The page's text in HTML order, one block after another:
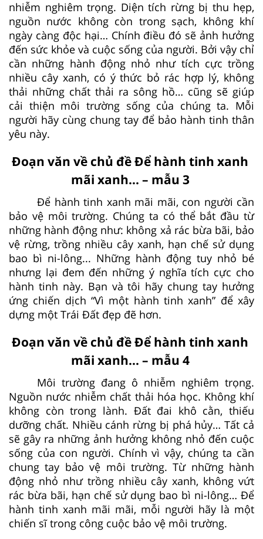
nhiễm nghiêm trọng. Diện tích rừng bị thu hẹp,
nguồn nước không còn trong sạch, không khí
ngày càng độc hại… Chính điều đó sẽ ảnh hưởng
đến sức khỏe và cuộc sống của người. Bởi vậy chỉ
cần những hành động nhỏ như tích cực trồng
nhiều cây xanh, có ý thức bỏ rác hợp lý, không
thải những chất thải ra sông hồ… cũng sẽ giúp
cải thiện môi trường sống của chúng ta. Mỗi
người hãy cùng chung tay để bảo hành tinh thân
yêu này.
Đoạn văn về chủ đề Để hành tinh xanh
mãi xanh... – mẫu 3
Để hành tinh xanh mãi mãi, con người cần
bảo vệ môi trường. Chúng ta có thể bắt đầu từ
những hành động như: không xả rác bừa bãi, bảo
vệ rừng, trồng nhiều cây xanh, hạn chế sử dụng
bao bì ni-lông... Những hành động tuy nhỏ bé
nhưng lại đem đến những ý nghĩa tích cực cho
hành tinh này. Bạn và tôi hãy chung tay hưởng
ứng chiến dịch “Vì một hành tinh xanh” để xây
dựng một Trái Đất đẹp đẽ hơn.
Đoạn văn về chủ đề Để hành tinh xanh
mãi xanh... – mẫu 4
Môi trường đang ô nhiễm nghiêm trọng.
Nguồn nước nhiễm chất thải hóa học. Không khí
không còn trong lành. Đất đai khô cằn, thiếu
dưỡng chất. Nhiều cánh rừng bị phá hủy… Tất cả
sẽ gây ra những ảnh hưởng không nhỏ đến cuộc
sống của con người. Chính vì vậy, chúng ta cần
chung tay bảo vệ môi trường. Từ những hành
động nhỏ như trồng nhiều cây xanh, không vứt
rác bừa bãi, hạn chế sử dụng bao bì ni-lông… Để
hành tinh xanh mãi mãi, mỗi người hãy là một
chiến sĩ trong công cuộc bảo vệ môi trường.